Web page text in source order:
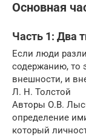
Основная
Часть 1: Два
Если люди
содержанию, то
внешности, и
Л. Н. Толстой
Авторы О.В.
определение
который